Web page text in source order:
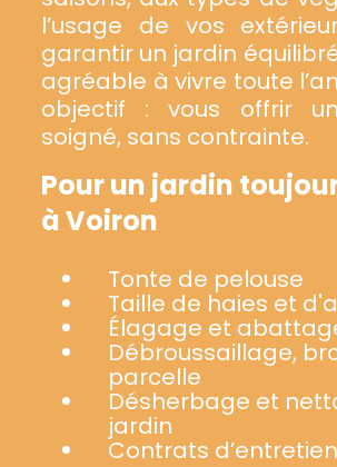
l’usage de vos
garantir un jardin
agréable à vivre toute
objectif : vous offrir
soigné, sans contrainte.
Pour un jardin
à Voiron
Tonte de pelouse
Taille de haies et
Élagage et
Débroussaillage,
parcelle
Désherbage et
jardin
Contrats